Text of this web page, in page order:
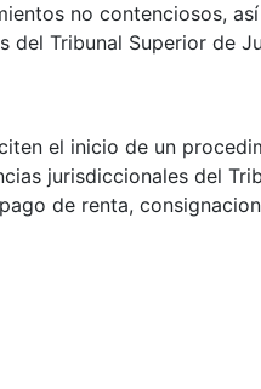
no contenciosos,
Tribunal Superior de
el inicio de un
jurisdiccionales del
de renta,